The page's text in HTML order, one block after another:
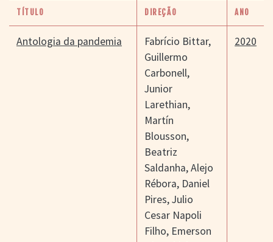
LOCALIZAÇÃO
TÍTULO DIREÇÃO ANO
Antologia da pandemia Fabrício Bittar,
Guillermo
Carbonell,
Junior
Larethian,
Martín
Blousson,
Beatriz
Saldanha,Alejo
Rébora, Daniel
Pires,Julio
Cesar Napoli
Filho, Emerson
2020